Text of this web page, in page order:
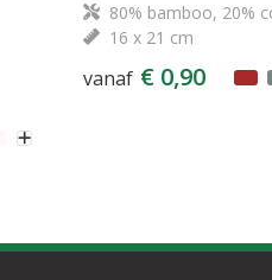
80% bamboo, 20%
16 x 21 cm
vanaf € 0,90